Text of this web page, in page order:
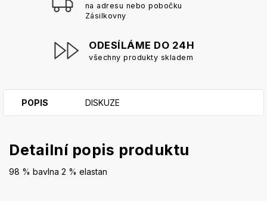
na adresu nebo pobočku
Zásilkovny
ODESÍLÁME DO 24H
všechny produkty skladem
POPIS DISKUZE
Detailní popis produktu
98 % bavlna 2 % elastan